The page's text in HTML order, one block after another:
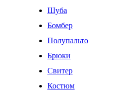
Шуба
Бомбер
Полупальто
Брюки
Свитер
Костюм